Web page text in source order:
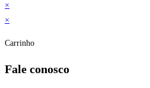
×
×
Carrinho
Fale conosco